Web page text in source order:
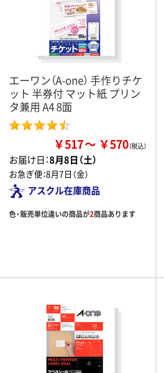
エーワン（A-one） 手作りチケ
ット 半券付 マット紙 プリン
タ兼用 A4 8面
￥517 ￥570
お届け日：8月8日（土）
お急ぎ便：8月7日（金）
アスクル在庫商品
色・販売単位違いの商品が2商品あります